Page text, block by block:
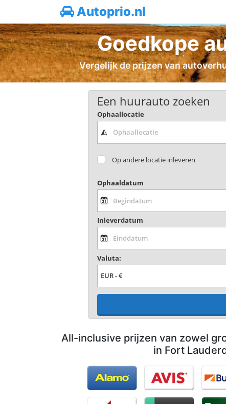
Autoprio.nl
Goedkope
Vergelijk de prijzen van
Een huurauto zoeken
Ophaallocatie
Op andere locatie inleveren
Ophaaldatum
Inleverdatum
Valuta:
All-inclusive prijzen van zowel
in Fort